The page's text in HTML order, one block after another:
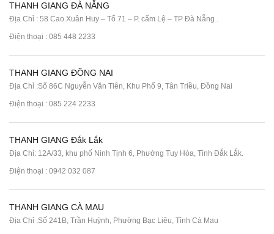
THANH GIANG ĐÀ NẴNG
Địa Chỉ : 58 Cao Xuân Huy – Tổ 71 – P. cẩm Lệ – TP Đà Nẵng .
Điện thoại : 085 448 2233
THANH GIANG ĐỒNG NAI
Địa Chỉ :Số 86C Nguyễn Văn Tiên, Khu Phố 9, Tân Triều, Đồng Nai
Điện thoại : 085 224 2233
THANH GIANG Đắk Lắk
Địa Chỉ: 12A/33, khu phố Ninh Tịnh 6, Phường Tuy Hòa, Tỉnh Đắk Lắk.
Điện thoại : 0942 032 087
THANH GIANG CÀ MAU
Địa Chỉ :Số 241B, Trần Huỳnh, Phường Bạc Liêu, Tỉnh Cà Mau